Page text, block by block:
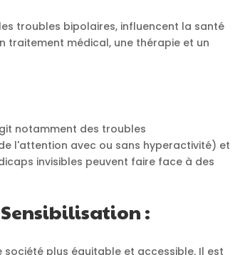
troubles bipolaires, influencent la santé
traitement médical, une thérapie et un
notamment des troubles
l'attention avec ou sans hyperactivité) et
invisibles peuvent faire face à des
:
société plus équitable et accessible. Il est